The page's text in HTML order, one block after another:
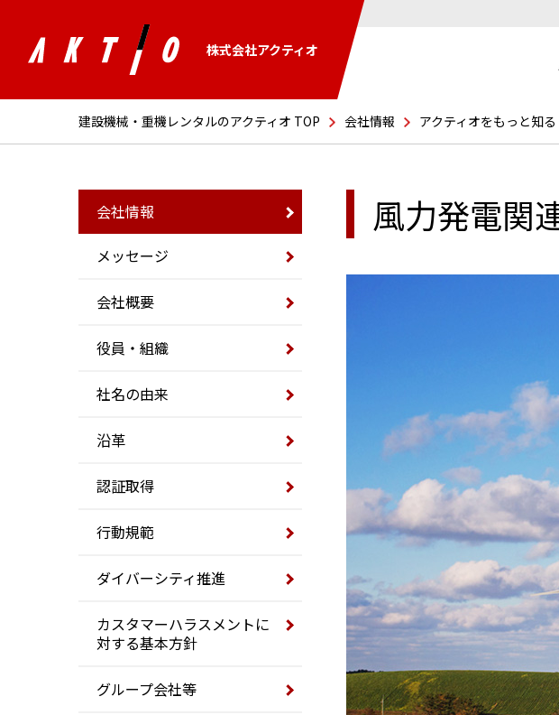
株式会社アクティオ
建設機械・重機レンタルのアクティオ TOP 会社情報 アクティオをもっと知る
風力発電関
会社情報
メッセージ
会社概要
役員・組織
社名の由来
沿革
認証取得
行動規範
ダイバーシティ推進
カスタマーハラスメントに
対する基本方針
グループ会社等